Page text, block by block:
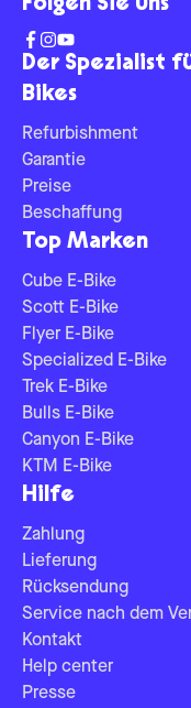
Der Spezialist
Bikes
Refurbishment
Garantie
Preise
Beschaffung
Top Marken
Cube E-Bike
Scott E-Bike
Flyer E-Bike
Specialized E-Bike
Trek E-Bike
Bulls E-Bike
Canyon E-Bike
KTM E-Bike
Hilfe
Zahlung
Lieferung
Rücksendung
Service nach dem
Kontakt
Help center
Presse
Folgen Sie uns